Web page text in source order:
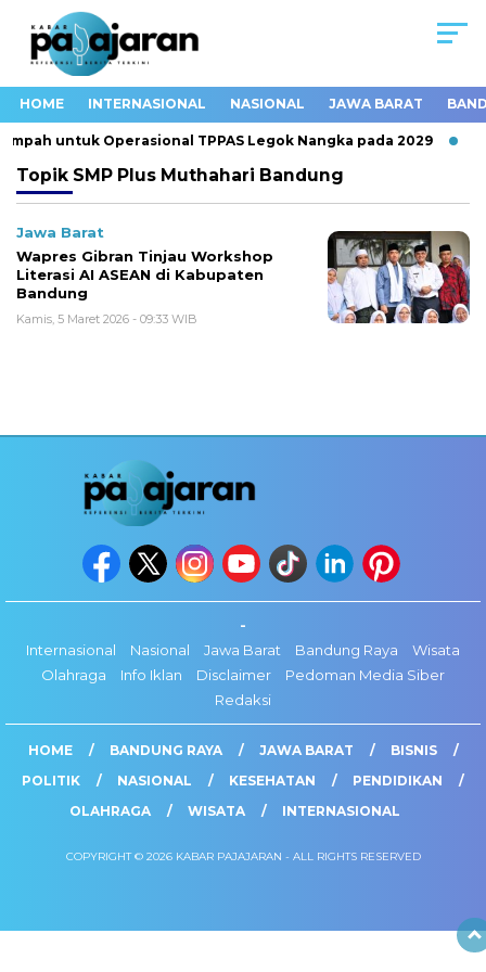
HOME INTERNASIONAL NASIONAL JAWA BARAT
untuk Operasional TPPAS Legok Nangka pada 2029
Topik SMP Plus Muthahari Bandung
Jawa Barat
Wapres Gibran Tinjau Workshop
Literasi AI ASEAN di Kabupaten
Bandung
Kamis, 5 Maret 2026 - 09:33 WIB
-
Internasional
Nasional Jawa Barat Bandung Raya
Wisata
Olahraga
Info Iklan Disclaimer
Pedoman Media Siber
Redaksi
HOME BANDUNG RAYA JAWA BARAT
BISNIS
POLITIK
NASIONAL KESEHATAN
PENDIDIKAN
OLAHRAGA
WISATA INTERNASIONAL
COPYRIGHT © 2026 KABAR PAJAJARAN - ALL RIGHTS RESERVED